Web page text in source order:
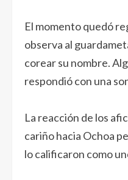
El momento quedó
observa al
corear su nombre.
respondió con una
La reacción de los
cariño hacia Ochoa
lo calificaron como